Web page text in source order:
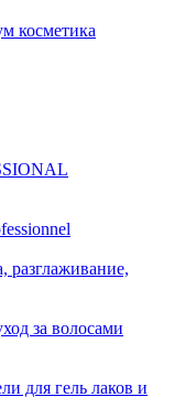
косметика
разглаживание,
за волосами
для гель лаков и